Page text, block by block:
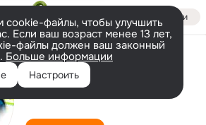
Войти
cookie-файлы, чтобы улучшить
Если ваш возраст менее 13 лет,
файлы должен ваш законный
Больше информации
Настроить
Исполнитель
Rani Joshi